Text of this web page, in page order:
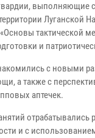
выполняющие
Луганской
тактической
и
с новыми
а также с
аптечек.
и с